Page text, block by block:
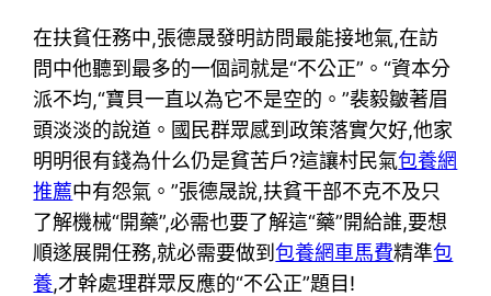
在扶貧任務中,張德晟發明訪問最能接地氣,在訪
問中他聽到最多的一個詞就是“不公正”。“資本分
派不均,“寶貝一直以為它不是空的。”裴毅皺著眉
頭淡淡的說道。國民群眾感到政策落實欠好,他家
明明很有錢為什么仍是貧苦戶?這讓村民氣包養網
推薦中有怨氣。”張德晟說,扶貧干部不克不及只
了解機械“開藥”,必需也要了解這“藥”開給誰,要想
順遂展開任務,就必需要做到包養網車馬費精準包
養,才幹處理群眾反應的“不公正”題目!